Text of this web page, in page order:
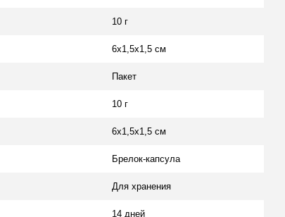
10 г
6х1,5х1,5 см
Пакет
10 г
6х1,5х1,5 см
Брелок-капсула
Для хранения
14 дней